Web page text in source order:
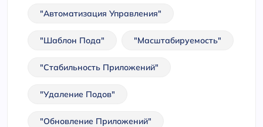
"Автоматизация Управления"
"Шаблон Пода" "Масштабируемость"
"Стабильность Приложений"
"Удаление Подов"
"Обновление Приложений"